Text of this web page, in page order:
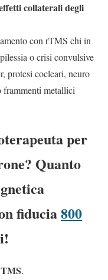
collaterali degli
con rTMS chi in
o crisi convulsive
protesi cocleari, neuro
frammenti metallici
per
Quanto
fiducia800
.